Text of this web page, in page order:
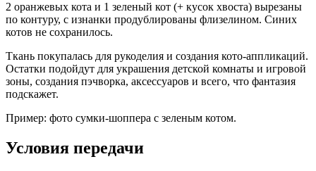
2 оранжевых кота и 1 зеленый кот (+ кусок хвоста) вырезаны
по контуру, с изнанки продублированы флизелином. Синих
котов не сохранилось.
Ткань покупалась для рукоделия и создания кото-аппликаций.
Остатки подойдут для украшения детской комнаты и игровой
зоны, создания пэчворка, аксессуаров и всего, что фантазия
подскажет.
Пример: фото сумки-шоппера с зеленым котом.
Условия передачи